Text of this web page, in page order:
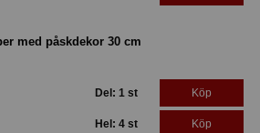
med påskdekor 30 cm
Del: 1 st Köp
Hel: 4 st Köp